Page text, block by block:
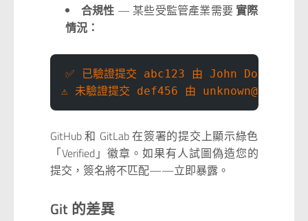
合規性 — 某些受監管產業需要實際
情況：
✅ 已驗證提交 abc123 由 John Doe
⚠️ 未驗證提交 def456 由
GitHub 和 GitLab 在簽署的提交上顯示綠色
「Verified」徽章。如果有人試圖偽造您的
提交，簽名將不匹配——立即暴露。
Git 的差異